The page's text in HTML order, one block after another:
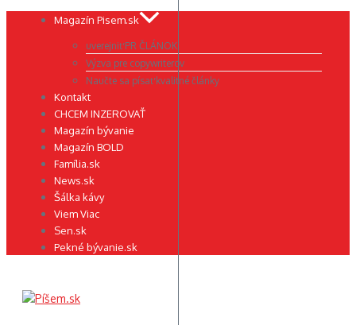
Preskočiť Magazín Pisem.sk
uverejniť PR ČLÁNOK
Výzva pre copywriterov
Naučte sa písať kvalitné články
Kontakt
CHCEM INZEROVAŤ
Magazín bývanie
Magazín BOLD
Família.sk
News.sk
Šálka kávy
Viem Viac
Sen.sk
Pekné bývanie.sk